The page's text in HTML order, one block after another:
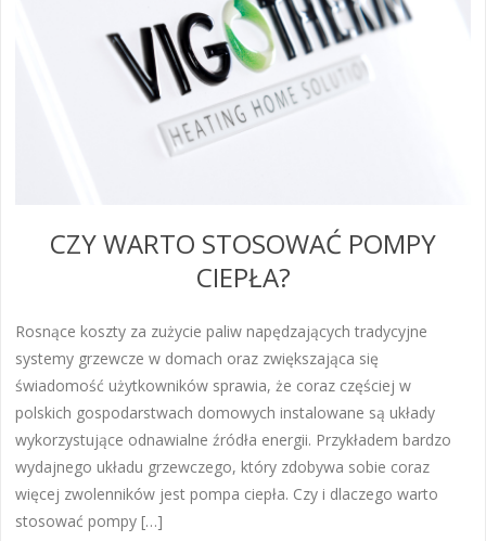
CZY WARTO STOSOWAĆ POMPY
CIEPŁA?
Rosnące koszty za zużycie paliw napędzających tradycyjne
systemy grzewcze w domach oraz zwiększająca się
świadomość użytkowników sprawia, że coraz częściej w
polskich gospodarstwach domowych instalowane są układy
wykorzystujące odnawialne źródła energii. Przykładem bardzo
wydajnego układu grzewczego, który zdobywa sobie coraz
więcej zwolenników jest pompa ciepła. Czy i dlaczego warto
stosować pompy […]